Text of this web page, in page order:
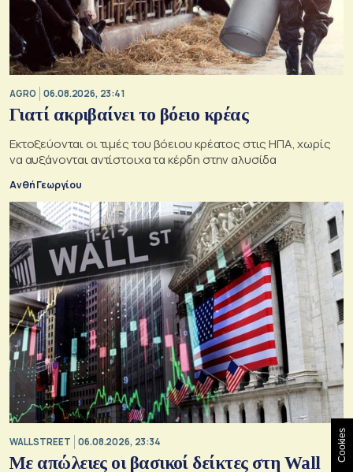
AGRO 06.08.2026, 23:41
Γιατί ακριβαίνει το βόειο κρέας
Εκτοξεύονται οι τιμές του βόειου κρέατος στις ΗΠΑ, χωρίς
να αυξάνονται αντίστοιχα τα κέρδη στην αλυσίδα
Ανθή Γεωργίου
WALL STREET 06.08.2026, 23:34
Με απώλειες οι βασικοί δείκτες στη Wall
Cookies